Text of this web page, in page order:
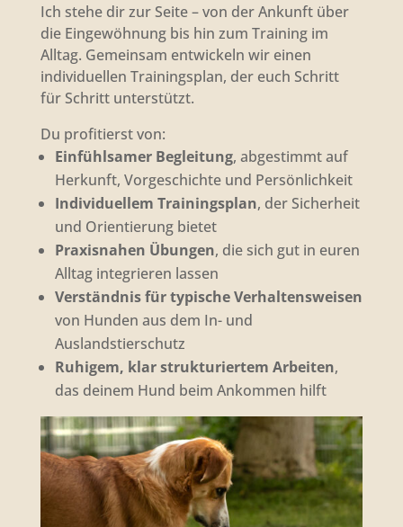
Ich stehe dir zur Seite – von der Ankunft über
die Eingewöhnung bis hin zum Training im
Alltag. Gemeinsam entwickeln wir einen
individuellen Trainingsplan, der euch Schritt
für Schritt unterstützt.
Du profitierst von:
Einfühlsamer Begleitung, abgestimmt auf
Herkunft, Vorgeschichte und Persönlichkeit
Individuellem Trainingsplan, der Sicherheit
und Orientierung bietet
Praxisnahen Übungen, die sich gut in euren
Alltag integrieren lassen
Verständnis für typische Verhaltensweisen
von Hunden aus dem In- und
Auslandstierschutz
Ruhigem, klar strukturiertem Arbeiten,
das deinem Hund beim Ankommen hilft